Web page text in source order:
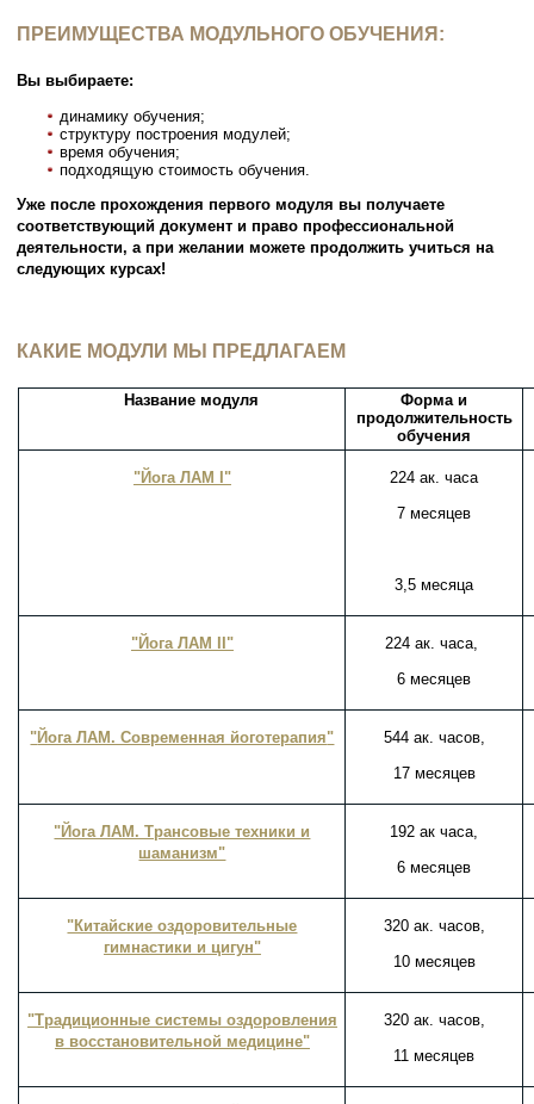
ПРЕИМУЩЕСТВА МОДУЛЬНОГО ОБУЧЕНИЯ:
Вы выбираете:
динамику обучения;
структуру построения модулей;
время обучения;
подходящую стоимость обучения.
Уже после прохождения первого модуля вы получаете
соответствующий документ и право профессиональной
деятельности, а при желании можете продолжить учиться на
следующих курсах!
КАКИЕ МОДУЛИ МЫ ПРЕДЛАГАЕМ
Название модуля
Форма и
продолжительность
обучения
"Йога ЛАМ I"
224 ак. часа
7 месяцев
3,5 месяца
"Йога ЛАМ II"
224 ак. часа,
6 месяцев
"Йога ЛАМ. Современная йоготерапия"
544 ак. часов,
17 месяцев
"Йога ЛАМ. Трансовые техники и
шаманизм"
192 ак часа,
6 месяцев
"Китайские оздоровительные
гимнастики и цигун"
320 ак. часов,
10 месяцев
"Традиционные системы оздоровления
в восстановительной медицине"
320 ак. часов,
11 месяцев